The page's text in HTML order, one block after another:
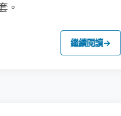
。
繼續閱讀→